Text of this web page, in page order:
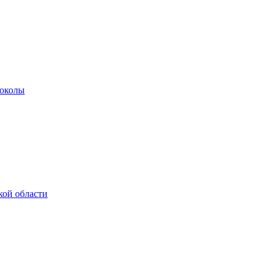
области